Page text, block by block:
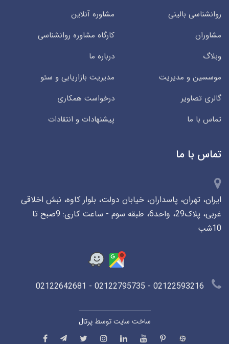
روانشناسی بالینی
مشاوره آنلاین
مشاوران
کارگاه مشاوره روانشناسی
وبلاگ
درباره ما
موسسین و مدیریت
مدیریت بازاریابی و سئو
گالری تصاویر
درخواست همکاری
تماس با ما
پیشنهادات و انتقادات
تماس با ما
ایران، تهران، پاسداران، خیابان دولت، بلوار کاوه، نبش اخلاقی
غربی، پلاک29، واحد6، طبقه سوم - ساعت کاری: 9صبح تا
10شب
ساخت سایت توسطپرتال